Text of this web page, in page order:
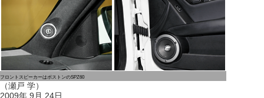
フロントスピーカーはボストンのSPZ60
（瀬戸 学）
2009年 9月 24日